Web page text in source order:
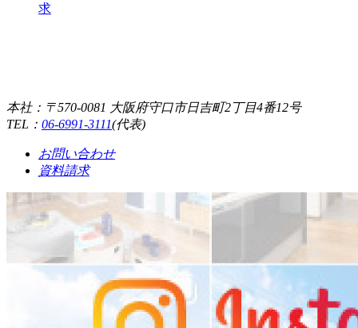
求
本社：〒570-0081 大阪府守口市日吉町2丁目4番12号
TEL： 06-6991-3111(代表)
お問い合わせ
資料請求